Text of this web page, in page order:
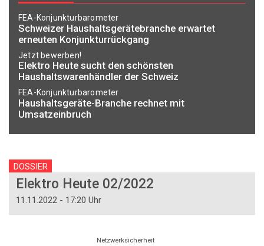
FEA-Konjunkturbarometer
Schweizer Haushaltsgerätebranche erwartet
erneuten Konjunkturrückgang
Jetzt bewerben!
Elektro Heute sucht den schönsten
Haushaltswarenhändler der Schweiz
FEA-Konjunkturbarometer
Haushaltsgeräte-Branche rechnet mit
Umsatzeinbruch
DOSSIER
Elektro Heute 02/2022
11.11.2022 - 17:20 Uhr
Netzwerksicherheit